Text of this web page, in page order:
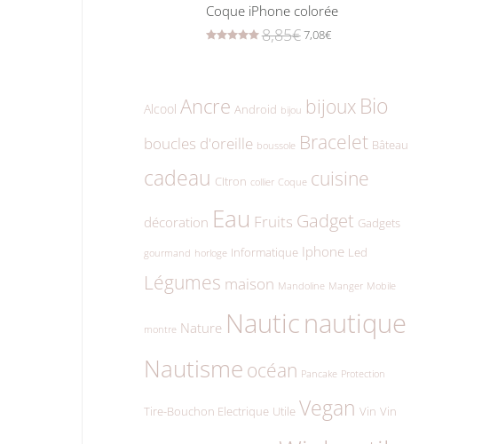
Coque iPhone colorée
Rated5.00out of 5
8,85€7,08€
Alcool Ancre Android bijou bijoux Bio
boucles d'oreille boussole Bracelet Bâteau
cadeau CItron collier Coque cuisine
décoration Eau Fruits Gadget Gadgets
gourmand horloge Informatique Iphone Led
Légumes maison Mandoline Manger Mobile
montre Nature Nauticnautique
Nautisme océan Pancake Protection
Tire-Bouchon Electrique Utile Vegan Vin Vin